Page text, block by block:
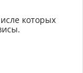
которых